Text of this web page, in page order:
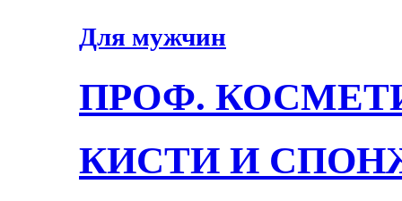
Для мужчин
ПРОФ.
КИСТИ И